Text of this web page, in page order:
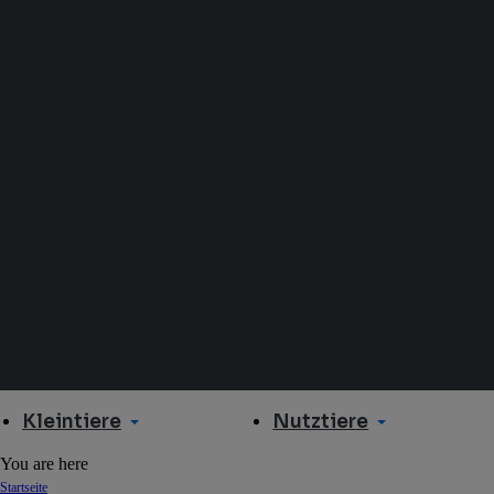
Kleintiere Nutztiere
You are here
Startseite